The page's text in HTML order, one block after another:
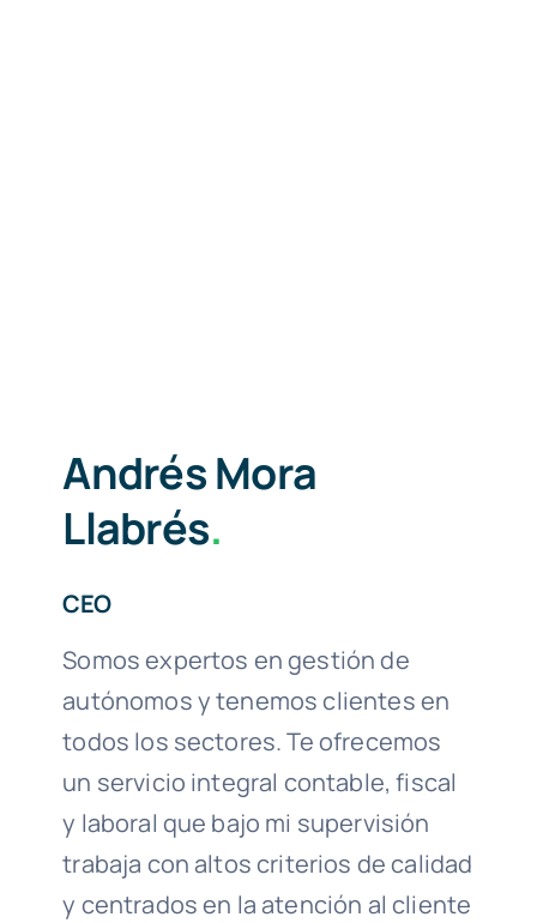
Andrés Mora
Llabrés.
CEO
Somos expertos en gestión de
autónomos y tenemos clientes en
todos los sectores. Te ofrecemos
un servicio integral contable, fiscal
y laboral que bajo mi supervisión
trabaja con altos criterios de calidad
y centrados en la atención al cliente